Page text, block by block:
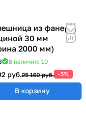
из фанеры
30 мм
2000 мм)
В наличии: 10
руб.25 160 руб. -5%
В корзину